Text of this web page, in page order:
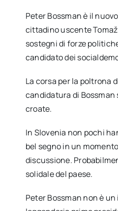
Peter Bossman è il
cittadino uscente
sostegni di forze
candidato dei
La corsa per la poltrona
candidatura di
croate.
In Slovenia non pochi
bel segno in un
discussione.
solidale del paese.
Peter Bossman non è